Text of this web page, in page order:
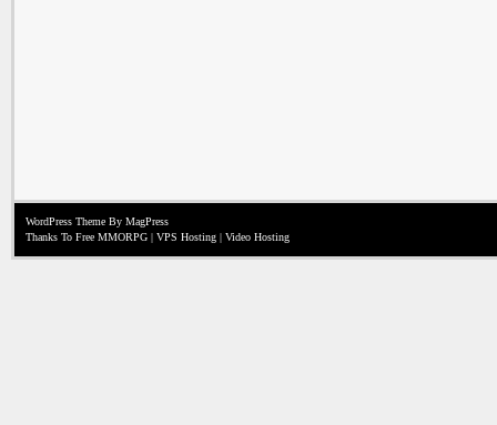
WordPress Theme By MagPress
Thanks To Free MMORPG | VPS Hosting | Video Hosting